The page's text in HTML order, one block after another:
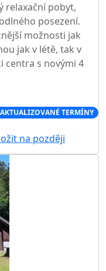
relaxační pobyt,
posezení.
možnosti jak
jak v létě, tak v
centra s novými 4
TERMÍNY
na později